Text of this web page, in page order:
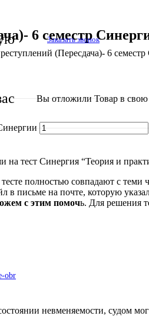
Заказать звонок
Вы отложили Товар в свою
obr
6 семестр
(Пересдача)- 6
тест Синергия “Теория и
полностью совпадают с теми
письме на почте, которую
с этим помочь. Для решения
невменяемости, судом